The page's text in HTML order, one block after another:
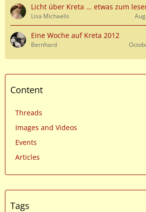
Licht über Kreta ... etwas zum
Lisa Michaelis
Eine Woche auf Kreta 2012
Bernhard
Content
Threads
Images and Videos
Events
Articles
Tags